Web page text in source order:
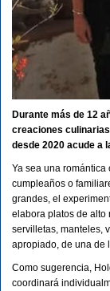
Durante más de 12
creaciones
desde 2020 acude a
Ya sea una
cumpleaños o
grandes, el
elabora platos de alto
servilletas, manteles,
apropiado, de una de
Como sugerencia,
coordinará